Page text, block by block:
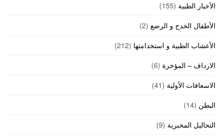
الأخبار الطبية (155)
الأطفال الخدج و الرضع (2)
الأعشاب الطبية و استخدامتها (212)
الارداف – المؤخرة (6)
الاسعافات الأولية (41)
البطن (14)
التحاليل المخبرية (9)